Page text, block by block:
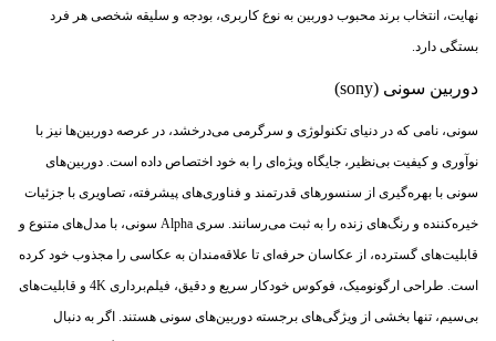
نهایت، انتخاب برند محبوب دوربین به نوع کاربری، بودجه و سلیقه شخصی هر فرد
بستگی دارد.
دوربین سونی (sony)
سونی، نامی که در دنیای تکنولوژی و سرگرمی می‌درخشد، در عرصه دوربین‌ها نیز با
نوآوری و کیفیت بی‌نظیر، جایگاه ویژه‌ای را به خود اختصاص داده است. دوربین‌های
سونی با بهره‌گیری از سنسورهای قدرتمند و فناوری‌های پیشرفته، تصاویری با جزئیات
خیره‌کننده و رنگ‌های زنده را به ثبت می‌رسانند. سری Alpha سونی، با مدل‌های متنوع و
قابلیت‌های گسترده، از عکاسان حرفه‌ای تا علاقه‌مندان به عکاسی را مجذوب خود کرده
است. طراحی ارگونومیک، فوکوس خودکار سریع و دقیق، فیلم‌برداری 4K و قابلیت‌های
بی‌سیم، تنها بخشی از ویژگی‌های برجسته دوربین‌های سونی هستند. اگر به دنبال